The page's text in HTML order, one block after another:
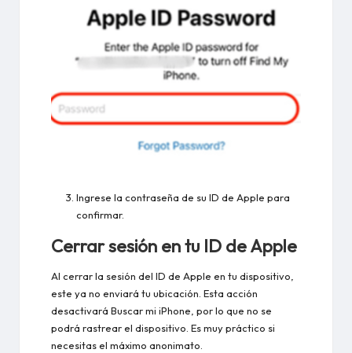
Ingrese la contraseña de su ID de Apple para
confirmar.
Cerrar sesión en tu ID de Apple
Al cerrar la sesión del ID de Apple en tu dispositivo,
este ya no enviará tu ubicación. Esta acción
desactivará Buscar mi iPhone, por lo que no se
podrá rastrear el dispositivo. Es muy práctico si
necesitas el máximo anonimato.